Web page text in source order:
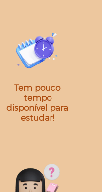
Tem pouco
tempo
disponível para
estudar!